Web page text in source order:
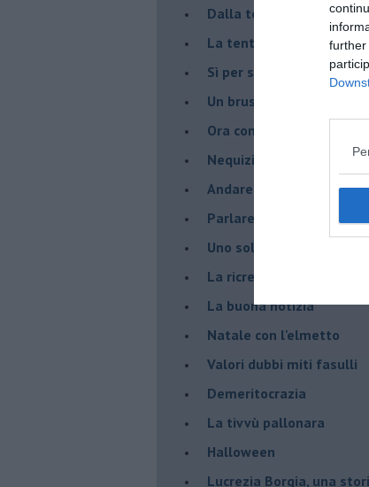
further
Dalla terra alla luna
La tentazione
​Sì per sempre? O no al
Un brusco risveglio
Ora come allora
Nequizia
Andare oltre lo specchio
Parlare con la televisione
Uno solo al comando?
La ricreazione è finita
La buona notizia
Natale con l'elmetto
Valori dubbi miti fasulli
Demeritocrazia
La tivvù pallonara
Halloween
​Lucrezia Borgia, una